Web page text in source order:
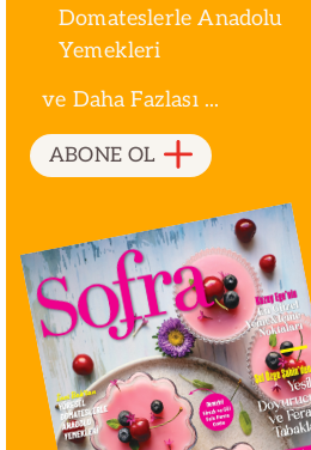
Domateslerle Anadolu
Yemekleri
ve Daha Fazlası ...
ABONE OL